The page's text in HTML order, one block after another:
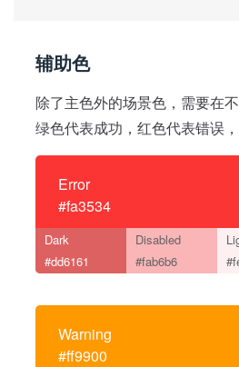
辅助色
除了主色外的场景色，需要在
绿色代表成功，红色代表错误，
Error
#fa3534
Dark
#dd6161
Disabled
#fab6b6
Warning
#ff9900